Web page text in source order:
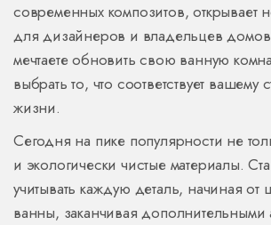
современных композитов, открывает
для дизайнеров и владельцев
мечтаете обновить свою ванную
выбрать то, что соответствует вашему
жизни.
Сегодня на пике популярности не
и экологически чистые материалы.
учитывать каждую деталь, начиная от
ванны, заканчивая дополнительными